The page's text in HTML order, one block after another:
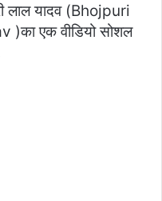
लाल यादव (Bhojpuri
एक वीडियो सोशल